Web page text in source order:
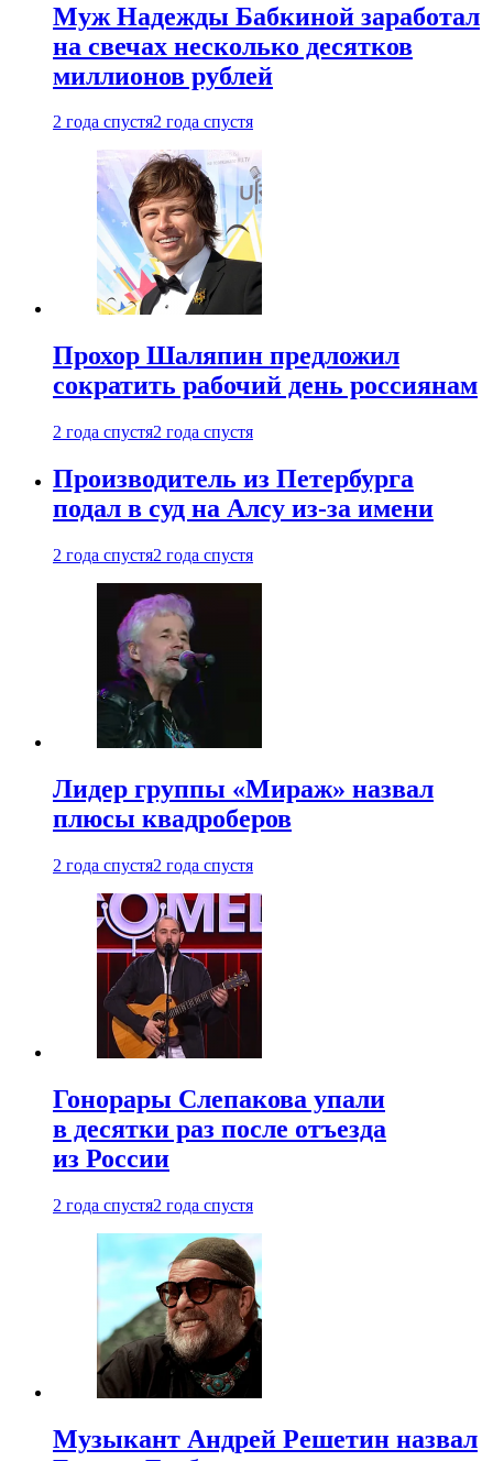
Муж Надежды Бабкиной заработал
на свечах несколько десятков
миллионов рублей
2 года спустя2 года спустя
Прохор Шаляпин предложил
сократить рабочий день россиянам
2 года спустя2 года спустя
Производитель из Петербурга
подал в суд на Алсу из-за имени
2 года спустя2 года спустя
Лидер группы «Мираж» назвал
плюсы квадроберов
2 года спустя2 года спустя
Гонорары Слепакова упали
в десятки раз после отъезда
из России
2 года спустя2 года спустя
Музыкант Андрей Решетин назвал